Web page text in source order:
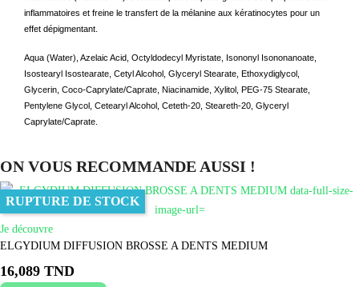
inflammatoires et freine le transfert de la mélanine aux kératinocytes pour un
effet dépigmentant.
Aqua (Water), Azelaic Acid, Octyldodecyl Myristate, Isononyl Isononanoate,
Isostearyl Isostearate, Cetyl Alcohol, Glyceryl Stearate, Ethoxydiglycol,
Glycerin, Coco-Caprylate/Caprate, Niacinamide, Xylitol, PEG-75 Stearate,
Pentylene Glycol, Cetearyl Alcohol, Ceteth-20, Steareth-20, Glyceryl
Caprylate/Caprate.
ON VOUS RECOMMANDE AUSSI !
RUPTURE DE STOCK
Je découvre
ELGYDIUM DIFFUSION BROSSE A DENTS MEDIUM
16,089 TND